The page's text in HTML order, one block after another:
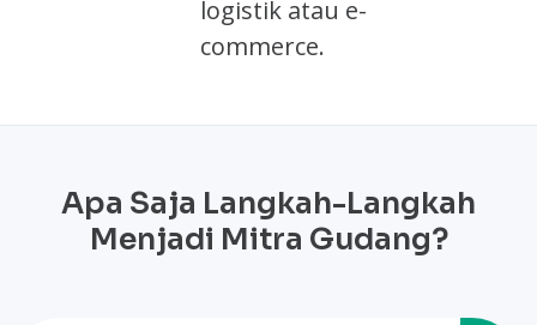
logistik atau e-
commerce.
Apa Saja Langkah-Langkah
Menjadi Mitra Gudang?